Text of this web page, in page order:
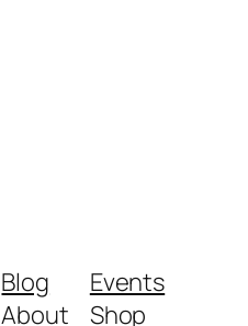
Blog
About
Events
Shop